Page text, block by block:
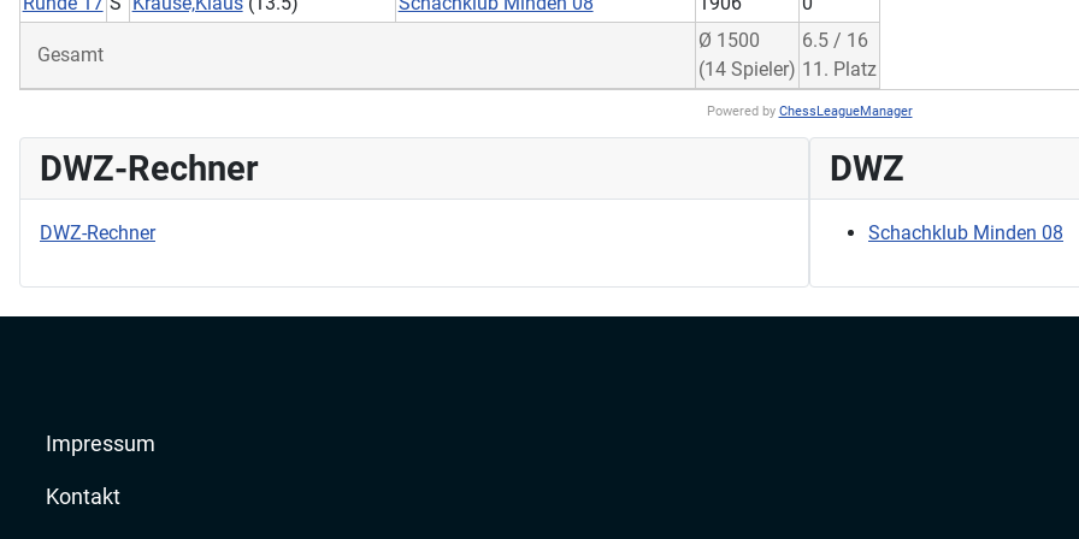
Gesamt
Ø 1500
(14 Spieler)
6.5 / 16
11. Platz
Powered by ChessLeagueManager
DWZ-Rechner
DWZ-Rechner
DWZ
Schachklub Minden 08
Impressum
Kontakt